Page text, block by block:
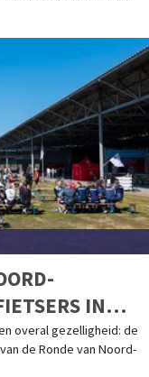
IN
overal gezelligheid: de
de Ronde van Noord-